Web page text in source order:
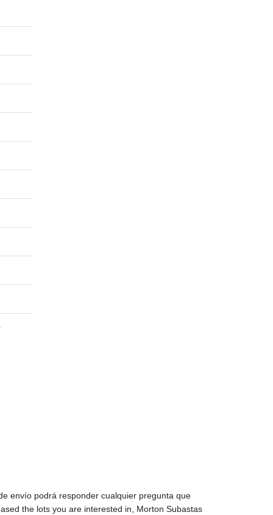
envío podrá responder cualquier pregunta que
the lots you are interested in, Morton Subastas